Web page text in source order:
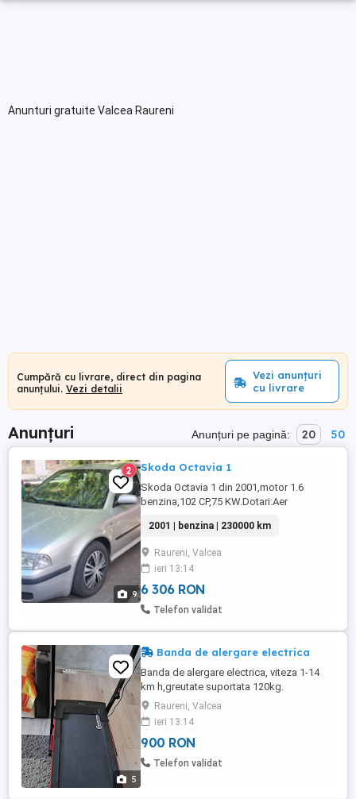
Anunturi gratuite Valcea Raureni
Cumpără cu livrare, direct din pagina
anunțului. Vezi detalii
Vezi anunțuri
cu livrare
Anunțuri Anunțuri pe pagină: 20 50
9
2 Skoda Octavia 1
Skoda Octavia 1 din 2001,motor 1.6
benzina,102 CP,75 KW.Dotari:Aer
încălzite,geamuri electrice față
spate,casetofon auto,acte valabile, ofer
fiscal.
2001 | benzina | 230000 km
Raureni, Valcea
ieri 13:14
6 306 RON
Telefon validat
5
Banda de alergare electrica
Banda de alergare electrica, viteza 1-14
km h,greutate suportata 120kg.
Raureni, Valcea
ieri 13:14
900 RON
Telefon validat